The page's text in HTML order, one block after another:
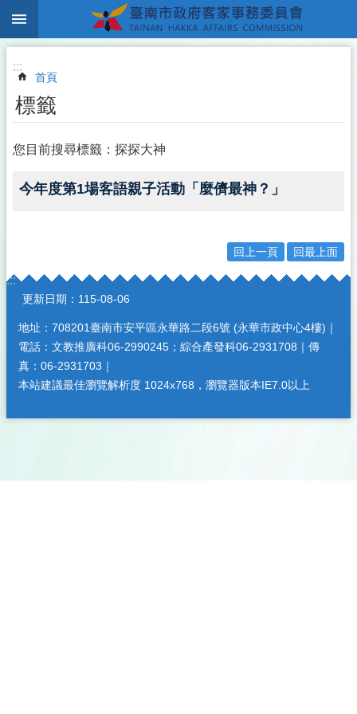
跳到主要內容區塊
:::
首頁
標籤
您目前搜尋標籤：探探大神
今年度第1場客語親子活動「麼儕最神？」
回上一頁 回最上面
:::
更新日期： 115-08-06
地址：708201臺南市安平區永華路二段6號 (永華市政中心4樓)｜
電話：文教推廣科06-2990245；綜合產發科06-2931708｜傳
真：06-2931703｜
本站建議最佳瀏覽解析度 1024x768，瀏覽器版本IE7.0以上